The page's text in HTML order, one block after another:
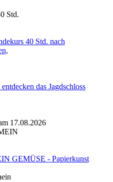
40 Std. nach
das Jagdschloss
17.08.2026
GEMÜSE - Papierkunst